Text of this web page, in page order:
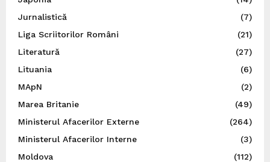
Jurnalistică
(7)
Liga Scriitorilor Români
(21)
Literatură
(27)
Lituania
(6)
MApN
(2)
Marea Britanie
(49)
Ministerul Afacerilor Externe
(264)
Ministerul Afacerilor Interne
(3)
Moldova
(112)